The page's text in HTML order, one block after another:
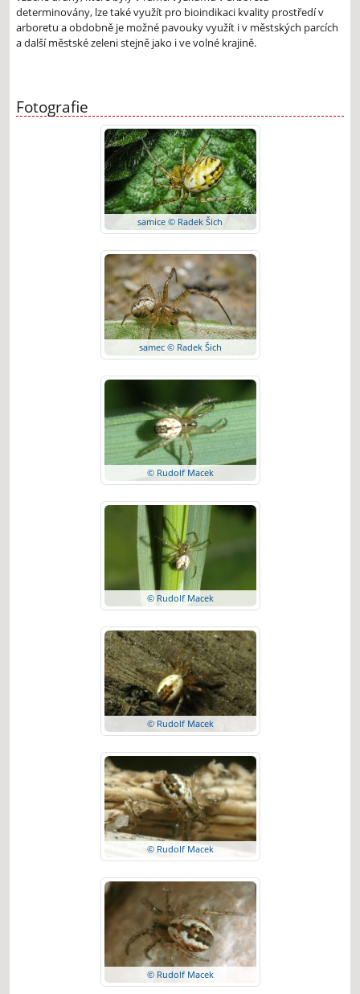
determinovány, lze také využít pro bioindikaci kvality prostředí v
arboretu a obdobně je možné pavouky využít i v městských parcích
a další městské zeleni stejně jako i ve volné krajině.
Fotografie
samice © Radek Šich
samec © Radek Šich
© Rudolf Macek
© Rudolf Macek
© Rudolf Macek
© Rudolf Macek
© Rudolf Macek